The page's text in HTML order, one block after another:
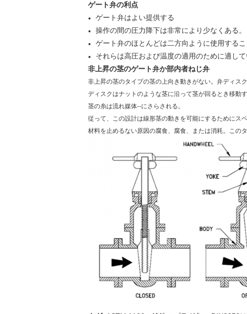
ゲート弁の利点
ゲート弁はよい提供する
操作の間の圧力降下は非常により少なくある。
ゲート弁のほとんどは二方向ように使用する
それらは高圧および温度の適用のために適し
非上昇の茎のゲート弁か部内者ねじ弁
非上昇の茎のタイプの茎の上向き動きがない。弁ディスク
ディスクはナットのような茎に沿って茎が回るとき移動
茎の糸は流れ媒体--にさらされる。
従って、この設計は線形茎の動きを可能にするためにス
材料を止めるない原因の腐食、腐食、または消耗。この